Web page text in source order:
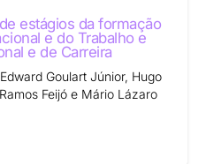
estágios da formação
e do Trabalho e
e de Carreira
Goulart Júnior, Hugo
Feijó e Mário Lázaro